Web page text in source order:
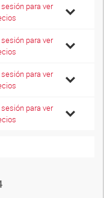
para ver
para ver
para ver
para ver